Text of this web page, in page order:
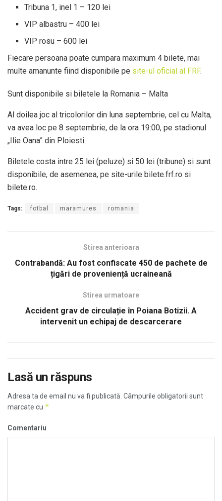
Tribuna 1, inel 1 – 120 lei
VIP albastru – 400 lei
VIP rosu – 600 lei
Fiecare persoana poate cumpara maximum 4 bilete, mai
multe amanunte fiind disponibile pe site-ul oficial al FRF.
Sunt disponibile si biletele la Romania – Malta
Al doilea joc al tricolorilor din luna septembrie, cel cu Malta,
va avea loc pe 8 septembrie, de la ora 19:00, pe stadionul
„Ilie Oana” din Ploiesti.
Biletele costa intre 25 lei (peluze) si 50 lei (tribune) si sunt
disponibile, de asemenea, pe site-urile bilete.frf.ro si
bilete.ro.
Tags: fotbal maramures romania
Stirea anterioara
Contrabandă: Au fost confiscate 450 de pachete de
țigări de proveniență ucraineană
Stirea urmatoare
Accident grav de circulație în Poiana Botizii. A
intervenit un echipaj de descarcerare
Lasă un răspuns
Adresa ta de email nu va fi publicată. Câmpurile obligatorii sunt
marcate cu *
Comentariu